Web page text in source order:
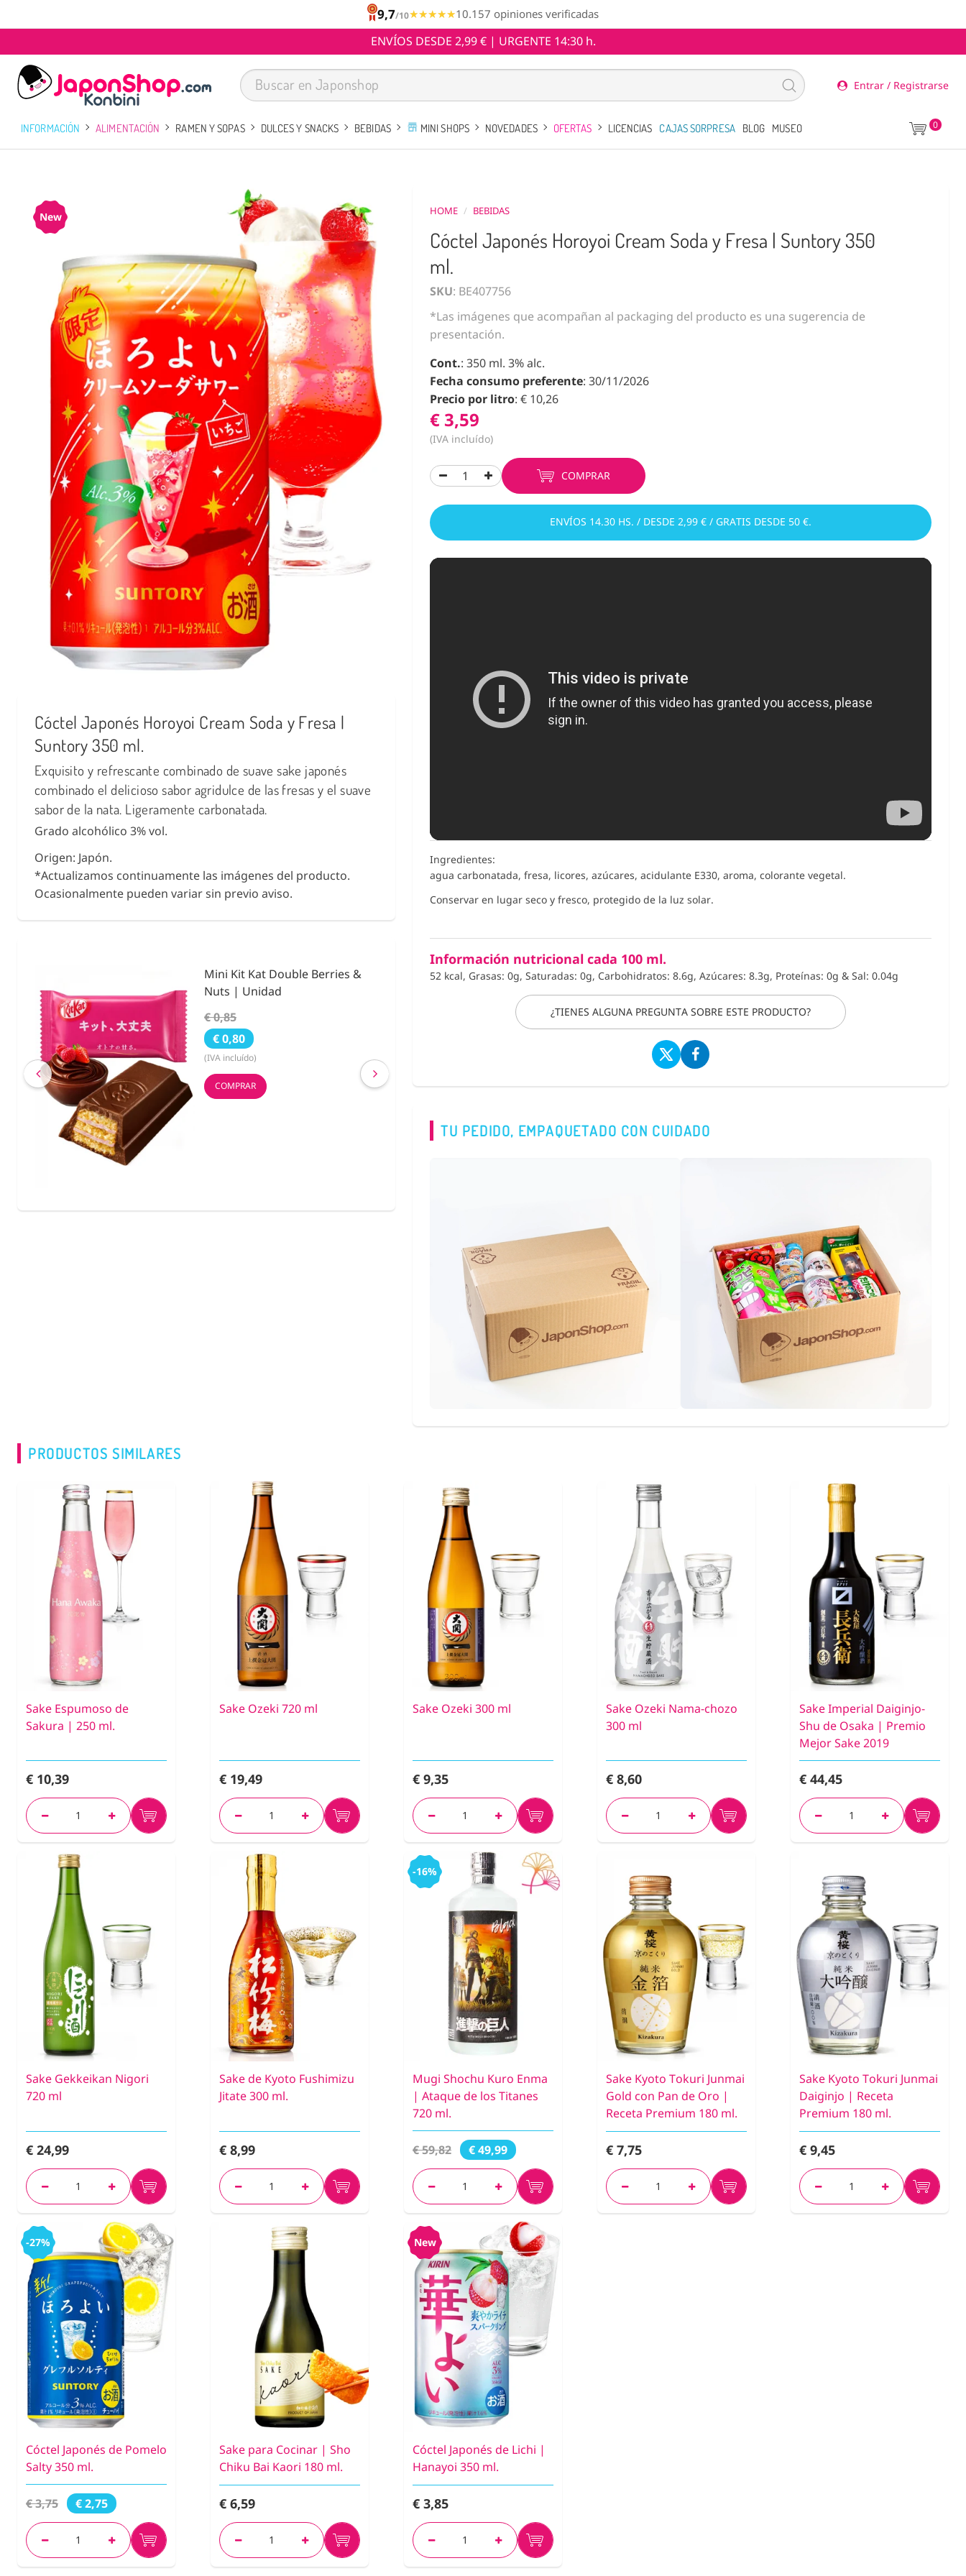
9,7/10★★★★★
★★★★★10.157 opiniones verificadas
ENVÍOS DESDE 2,99 € | URGENTE 14:30 h.
Entrar / Registrarse
INFORMACIÓN ALIMENTACIÓN RAMEN Y SOPAS DULCES Y SNACKS BEBIDAS MINI SHOPS NOVEDADES OFERTAS LICENCIAS CAJAS SORPRESA BLOG MUSEO 0
New
Cóctel Japonés Horoyoi Cream Soda y Fresa |
Suntory 350 ml.
Exquisito y refrescante combinado de suave sake japonés
combinado el delicioso sabor agridulce de las fresas y el suave
sabor de la nata. Ligeramente carbonatada.
Grado alcohólico 3% vol.
Origen: Japón.
*Actualizamos continuamente las imágenes del producto.
Ocasionalmente pueden variar sin previo aviso.
Condimento Bento Furikake
Noritama 25g.
€ 3,55
€ 2,59
(IVA incluído)
COMPRAR
Fideos de Konjac, Natural
Shirataki con Calabaza 200g.
€ 2,63
COMPRAR
HOME / BEBIDAS
Cóctel Japonés Horoyoi Cream Soda y Fresa | Suntory 350
ml.
SKU: BE407756
*Las imágenes que acompañan al packaging del producto es una sugerencia de
presentación.
Cont.: 350 ml. 3% alc.
Fecha consumo preferente: 30/11/2026
Precio por litro: € 10,26
€ 3,59
(IVA incluído)
COMPRAR
ENVÍOS 14.30 HS. / DESDE 2,99 € / GRATIS DESDE 50 €.
Ingredientes:
agua carbonatada, fresa, licores, azúcares, acidulante E330, aroma, colorante vegetal.
Conservar en lugar seco y fresco, protegido de la luz solar.
Información nutricional cada 100 ml.
52 kcal, Grasas: 0g, Saturadas: 0g, Carbohidratos: 8.6g, Azúcares: 8.3g, Proteínas: 0g & Sal: 0.04g
¿TIENES ALGUNA PREGUNTA SOBRE ESTE PRODUCTO?
TU PEDIDO, EMPAQUETADO CON CUIDADO
PRODUCTOS SIMILARES
Sake Espumoso de
Sakura | 250 ml.
€ 10,39
Sake Ozeki 720 ml
€ 19,49
Sake Ozeki 300 ml
€ 9,35
Sake Ozeki Nama-chozo
300 ml
€ 8,60
Sake Imperial Daiginjo-
Shu de Osaka | Premio
Mejor Sake 2019
€ 44,45
Sake Gekkeikan Nigori
720 ml
€ 24,99
Sake de Kyoto Fushimizu
Jitate 300 ml.
€ 8,99
-16%
Mugi Shochu Kuro Enma
| Ataque de los Titanes
720 ml.
€ 59,82 € 49,99
Sake Kyoto Tokuri Junmai
Gold con Pan de Oro |
Receta Premium 180 ml.
€ 7,75
Sake Kyoto Tokuri Junmai
Daiginjo | Receta
Premium 180 ml.
€ 9,45
-27%
Cóctel Japonés de Pomelo
Salty 350 ml.
€ 3,75 € 2,75
Sake para Cocinar | Sho
Chiku Bai Kaori 180 ml.
€ 6,59
New
Cóctel Japonés de Lichi |
Hanayoi 350 ml.
€ 3,85